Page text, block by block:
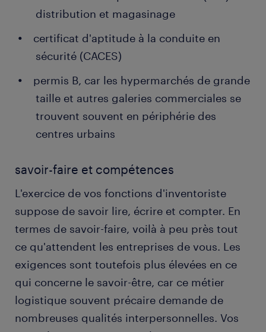
distribution et magasinage
certificat d'aptitude à la conduite en
sécurité (CACES)
permis B, car les hypermarchés de grande
taille et autres galeries commerciales se
trouvent souvent en périphérie des
centres urbains
savoir-faire et compétences
L'exercice de vos fonctions d'inventoriste
suppose de savoir lire, écrire et compter. En
termes de savoir-faire, voilà à peu près tout
ce qu'attendent les entreprises de vous. Les
exigences sont toutefois plus élevées en ce
qui concerne le savoir-être, car ce métier
logistique souvent précaire demande de
nombreuses qualités interpersonnelles. Vos